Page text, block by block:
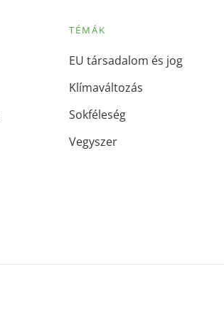
TÉMÁK
EU társadalom és jog
Klímaváltozás
Sokféleség
Vegyszer